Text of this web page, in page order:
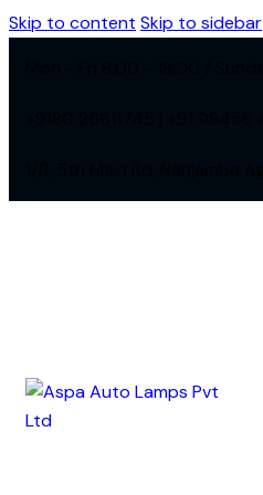
Skip to content Skip to sidebar